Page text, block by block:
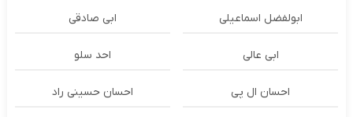
ابولفضل اسماعیلی ابی صادقی
ابی عالی احد سلو
احسان ال پی احسان حسینی راد